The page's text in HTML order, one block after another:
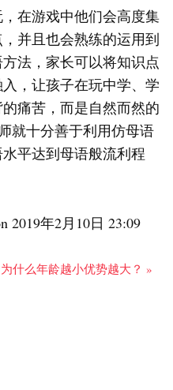
在游戏中他们会高度集
并且也会熟练的运用到
法，家长可以将知识点
，让孩子在玩中学、学
痛苦，而是自然而然的
就十分善于利用仿母语
平达到母语般流利程
2019年2月10日 23:09
什么年龄越小优势越大？ »